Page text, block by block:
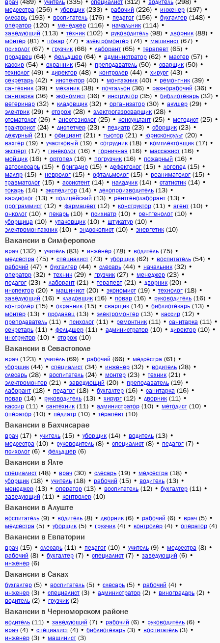
врач учитель специалист водитель
медсестра (256) • уборщик (233) • рабочий (226) • инженер (197) •
слесарь (193) • воспитатель (176) • педагог (156) • бухгалтер (148) •
оператор (120) • менеджер (116) • начальник (114) •
заведующий (113) • техник (102) • руководитель (98) • дворник (88) •
монтер (81) • повар (77) • электромонтер (74) • машинист (67) •
психолог (67) • грузчик (66) • лаборант (65) • терапевт (65) •
продавец (64) • фельдшер (64) • администратор (62) • мастер (57) •
кассир (54) • охранник (54) • преподаватель (50) • сварщик (50) •
технолог (49) • директор (48) • контролер (44) • хирург (43) •
секретарь (42) • инспектор (40) • монтажник (40) • ремонтник (39) •
сантехник (39) • механик (38) • почтальон (36) • разнорабочий (36) •
санитарка (36) • экономист (36) • инструктор (35) • библиотекарь (32) •
ветеринар (32) • кладовщик (32) • организатор (30) • акушер (29) •
электрик (29) • сторож (28) • электрогазосварщик (28) •
стоматолог (26) • анестезиолог (25) • консультант (25) • методист (25) •
тракторист (24) • диспетчер (23) • педиатр (23) • сборщик (23) •
дежурный (21) • официант (21) • тьютор (21) • юрисконсульт (20) •
вахтер (19) • участковый (19) • сотрудник (18) • комплектовщик (17) •
эксперт (17) • гинеколог (16) • горничная (16) • массажист (16) •
мойщик (16) • ортопед (16) • погрузчик (16) • пожарный (16) •
автослесарь (15) • бригадир (15) • дефектолог (15) • логопед (15) •
маляр (15) • невролог (15) • офтальмолог (15) • реаниматолог (15) •
травматолог (15) • ассистент (14) • наладчик (14) • статистик (14) •
токарь (14) • экспедитор (14) • делопроизводитель (13) •
кардиолог (13) • полицейский (13) • рентгенолаборант (13) •
программист (12) • фармацевт (12) • конструктор (11) • агент (10) •
онколог (10) • пекарь (10) • психиатр (10) • рентгенолог (10) •
уборщица (10) • упаковщик (10) • штукатур (10) •
электромонтажник (10) • эндоскопист (10) • энергетик (10)
Вакансии в Симферополе
врач (132) • учитель (83) • инженер (78) • водитель (75) •
медсестра (75) • специалист (73) • уборщик (62) • воспитатель (54) •
рабочий (47) • бухгалтер (44) • слесарь (44) • начальник (32) •
оператор (32) • техник (29) • грузчик (27) • менеджер (23) •
педагог (23) • лаборант (21) • терапевт (21) • дворник (20) •
инспектор (20) • машинист (20) • экономист (19) • технолог (18) •
заведующий (16) • кладовщик (16) • повар (16) • руководитель (16) •
контролер (15) • охранник (15) • сварщик (14) • библиотекарь (13) •
монтер (13) • продавец (13) • электромонтер (13) • кассир (12) •
преподаватель (11) • психолог (11) • ремонтник (11) • санитарка (11) •
секретарь (11) • фельдшер (11) • администратор (10) • директор (10) •
инструктор (10) • сторож (10)
Вакансии в Севастополе
врач (123) • учитель (69) • рабочий (66) • медсестра (61) •
уборщик (44) • специалист (34) • инженер (32) • водитель (28) •
слесарь (28) • воспитатель (24) • монтер (23) • техник (21) •
электромонтер (21) • заведующий (20) • преподаватель (19) •
лаборант (18) • педагог (18) • бухгалтер (16) • санитарка (16) •
повар (14) • руководитель (13) • хирург (12) • дворник (11) •
кассир (11) • сантехник (11) • администратор (10) • методист (10) •
оператор (10) • педиатр (10) • терапевт (10)
Вакансии в Бахчисарае
врач (17) • учитель (15) • уборщик (14) • водитель (13) •
медсестра (10) • руководитель (8) • специалист (8) • педагог (7) •
психолог (6) • фельдшер (6)
Вакансии в Ялте
специалист (48) • врач (30) • слесарь (19) • медсестра (18) •
уборщик (18) • учитель (18) • рабочий (15) • водитель (13) •
менеджер (13) • оператор (13) • воспитатель (12) • бухгалтер (11) •
заведующий (11) • контролер (10)
Вакансии в Алуште
воспитатель (9) • водитель (8) • дворник (6) • рабочий (6) • врач (5) •
медсестра (5) • уборщик (5) • грузчик (4) • контролер (4) • оператор (4)
Вакансии в Евпатории
врач (15) • слесарь (11) • педагог (10) • учитель (9) • медсестра (8) •
рабочий (8) • бухгалтер (7) • специалист (7) • заведующий (6) •
инженер (6)
Вакансии в Саках
бухгалтер (5) • воспитатель (5) • слесарь (5) • рабочий (4) •
инженер (3) • специалист (3) • администратор (2) • виноградарь (2) •
водитель (2) • грузчик (2)
Вакансии в Черноморском районе
водитель (11) • заведующий (7) • рабочий (6) • руководитель (6) •
врач (4) • специалист (4) • библиотекарь (3) • воспитатель (3) •
инженер (3) • машинист (3)